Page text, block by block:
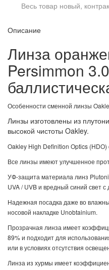
Весь товар новый,
Описание
Линза
Persimmon
Особенности сменной линзы
Линзы изготовлены из
высокой чистоты Oakley.
Oakley High Definition Optics
Все линзы имеют улучшенное
УФ-защита материала линз
UVA / UVB и вредный синий свет
Надежная посадка даже во
носовой накладке Unobtainium.
Прозрачная линза имеет
89% и подходит для
или в условиях отсутствия
Линза из хурмы имеет